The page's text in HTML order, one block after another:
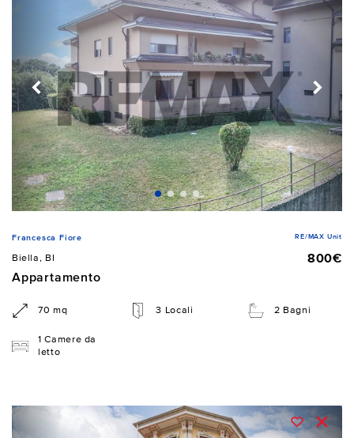
Francesca Fiore RE/MAX Unit
Biella, BI
800€
Appartamento
70 mq 3 Locali 2 Bagni
1 Camere da
letto